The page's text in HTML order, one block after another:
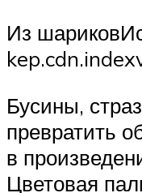
Из
Бусины,
превратить
в
Цветовая